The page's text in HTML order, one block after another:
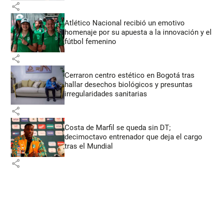
share
Atlético Nacional recibió un emotivo
homenaje por su apuesta a la innovación y el
fútbol femenino
share
Cerraron centro estético en Bogotá tras
hallar desechos biológicos y presuntas
irregularidades sanitarias
share
Costa de Marfil se queda sin DT;
decimoctavo entrenador que deja el cargo
tras el Mundial
share